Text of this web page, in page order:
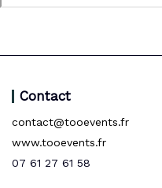
Contact
contact@tooevents.fr
www.tooevents.fr
07 61 27 61 58